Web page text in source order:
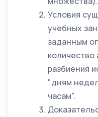
Условия
учебных
заданным
количество
разбиения
"дням
часам".